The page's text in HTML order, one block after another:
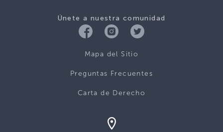
Únete a nuestra comunidad
Mapa del Sitio
Preguntas Frecuentes
Carta de Derecho